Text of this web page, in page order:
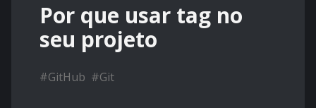
Por que usar tag no
seu projeto
#GitHub #Git